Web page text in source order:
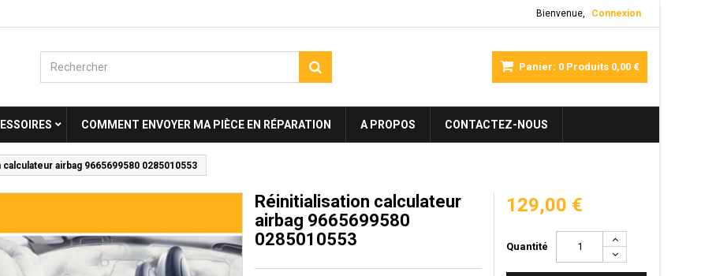
Bienvenue, Connexion
Panier: 0 Produits 0,00 €
COMMENT ENVOYER MA PIÈCE EN RÉPARATION A PROPOS CONTACTEZ-NOUS
calculateur airbag 9665699580 0285010553
Réinitialisation calculateur
airbag 9665699580
0285010553
129,00 €
Quantité